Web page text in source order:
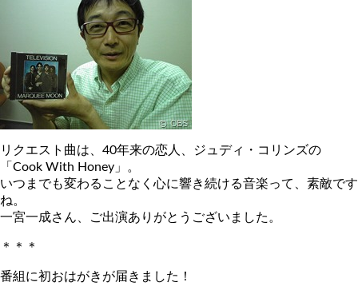
リクエスト曲は、40年来の恋人、ジュディ・コリンズの
「Cook With Honey」。
いつまでも変わることなく心に響き続ける音楽って、素敵です
ね。
一宮一成さん、ご出演ありがとうございました。
＊＊＊
番組に初おはがきが届きました！